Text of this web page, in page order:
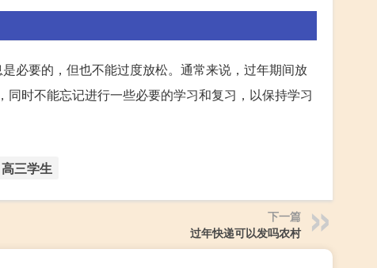
必要的，但也不能过度放松。通常来说，过年期间放
时不能忘记进行一些必要的学习和复习，以保持学习
高三学生
下一篇
过年快递可以发吗农村